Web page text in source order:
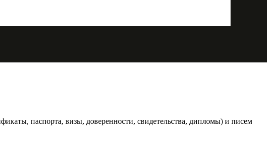
паспорта, визы, доверенности, свидетельства, дипломы) и писем